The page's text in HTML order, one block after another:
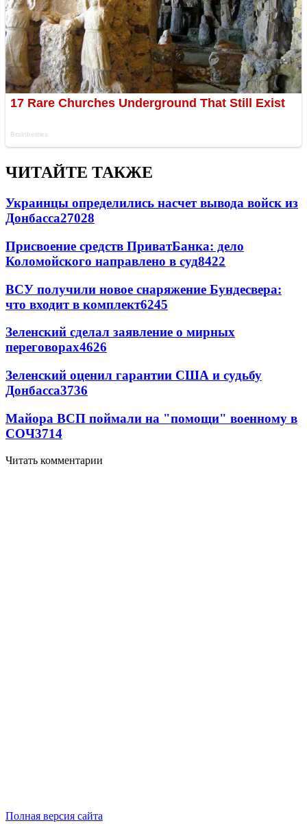
ЧИТАЙТЕ ТАКЖЕ
Украинцы определились насчет вывода войск из
Донбасса27028
Присвоение средств ПриватБанка: дело
Коломойского направлено в суд8422
ВСУ получили новое снаряжение Бундесвера:
что входит в комплект6245
Зеленский сделал заявление о мирных
переговорах4626
Зеленский оценил гарантии США и судьбу
Донбасса3736
Майора ВСП поймали на "помощи" военному в
СОЧ3714
Читать комментарии
Полная версия сайта